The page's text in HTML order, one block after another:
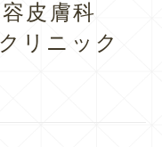
皮膚科
リニック